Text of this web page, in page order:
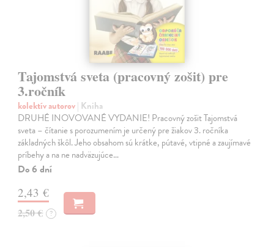
Tajomstvá sveta (pracovný zošit) pre
3.ročník
kolektív autorov| Kniha
DRUHÉ INOVOVANÉ VYDANIE! Pracovný zošit Tajomstvá
sveta – čítanie s porozumením je určený pre žiakov 3. ročníka
základných škôl. Jeho obsahom sú krátke, pútavé, vtipné a zaujímavé
príbehy a na ne nadväzujúce…
Do 6 dní
2,43 €
2,50 € ?